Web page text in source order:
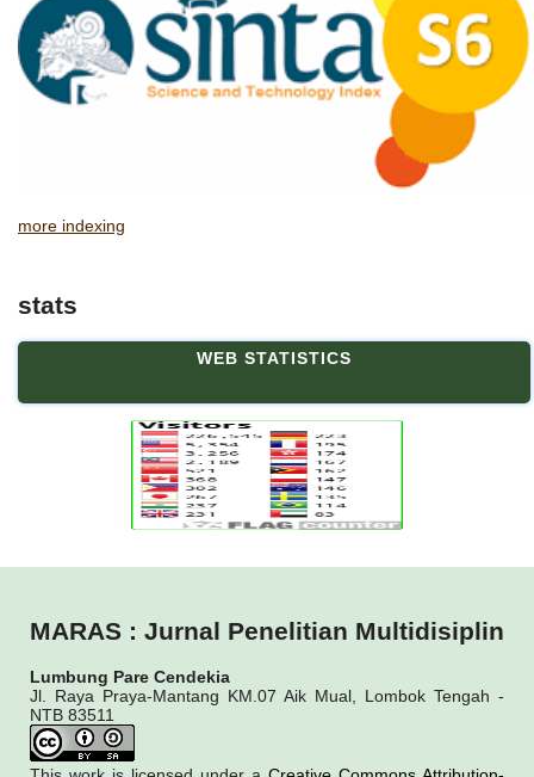
more indexing
stats
WEB STATISTICS
MARAS : Jurnal Penelitian Multidisiplin
Lumbung Pare Cendekia
Jl. Raya Praya-Mantang KM.07 Aik Mual, Lombok Tengah -
NTB 83511